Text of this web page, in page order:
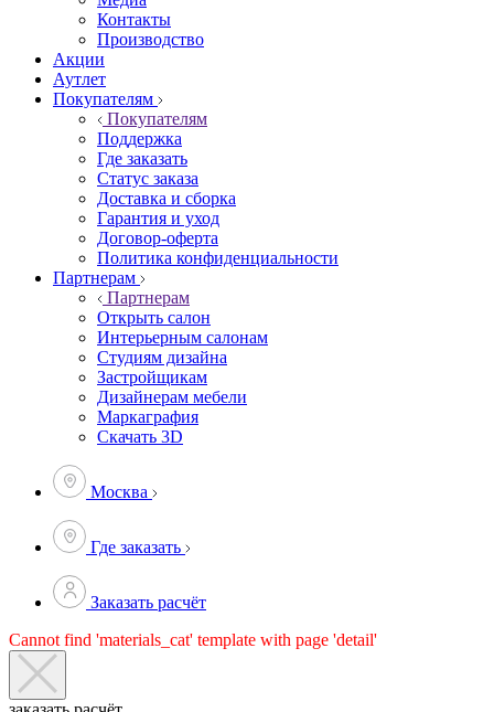
Контакты
Производство
Акции
Аутлет
Покупателям
Покупателям
Поддержка
Где заказать
Статус заказа
Доставка и сборка
Гарантия и уход
Договор-оферта
Политика конфиденциальности
Партнерам
Партнерам
Открыть салон
Интерьерным салонам
Студиям дизайна
Застройщикам
Дизайнерам мебели
Маркаграфия
Скачать 3D
Москва
Где заказать
Заказать расчёт
Cannot find 'materials_cat' template with page 'detail'